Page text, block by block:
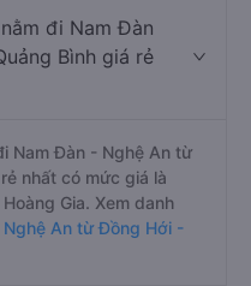
đi Nam Đàn
Bình giá rẻ
Nam Đàn - Nghệ An từ
nhất có mức giá là
Gia. Xem danh
An từ Đồng Hới -